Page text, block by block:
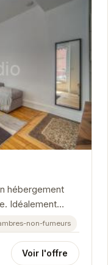
hébergement
Idéalement
facile aux...
non-fumeurs
Voir l'offre